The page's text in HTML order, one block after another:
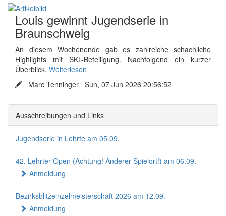
Louis gewinnt Jugendserie in
Braunschweig
An diesem Wochenende gab es zahlreiche schachliche
Highlights mit SKL-Beteiligung. Nachfolgend ein kurzer
Überblick. Weiterlesen
Marc Tenninger Sun, 07 Jun 2026 20:56:52
Ausschreibungen und Links
Jugendserie in Lehrte am 05.09.
42. Lehrter Open (Achtung! Anderer Spielort!) am 06.09.
Anmeldung
Bezirksblitzeinzelmeisterschaft 2026 am 12.09.
Anmeldung